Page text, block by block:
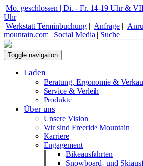
Mo. geschlossen | Di. - Fr. 14-19 Uhr &
Uhr
Werkstatt Terminbuchung | Anfrage |
mountain.com | Social Media | Suche
Toggle navigation
Laden
Beratung, Ergonomie &
Service & Verleih
Produkte
Über uns
Unsere Vision
Wir sind Freeride Mountain
Karriere
Engagement
Bikeausfahrten
Snowboard- und